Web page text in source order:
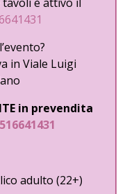
in Viale Luigi
in prevendita
adulto (22+)